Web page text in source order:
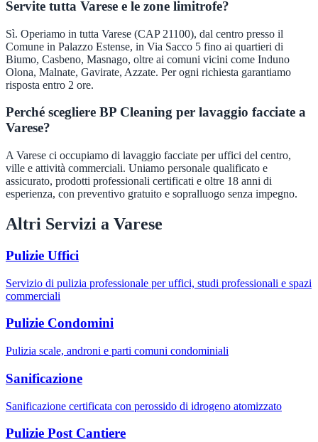
Servite tutta Varese e le zone limitrofe?
Sì. Operiamo in tutta Varese (CAP 21100), dal centro presso il
Comune in Palazzo Estense, in Via Sacco 5 fino ai quartieri di
Biumo, Casbeno, Masnago, oltre ai comuni vicini come Induno
Olona, Malnate, Gavirate, Azzate. Per ogni richiesta garantiamo
risposta entro 2 ore.
Perché scegliere BP Cleaning per lavaggio facciate a
Varese?
A Varese ci occupiamo di lavaggio facciate per uffici del centro,
ville e attività commerciali. Uniamo personale qualificato e
assicurato, prodotti professionali certificati e oltre 18 anni di
esperienza, con preventivo gratuito e sopralluogo senza impegno.
Altri Servizi a Varese
Pulizie Uffici
Servizio di pulizia professionale per uffici, studi professionali e spazi
commerciali
Pulizie Condomini
Pulizia scale, androni e parti comuni condominiali
Sanificazione
Sanificazione certificata con perossido di idrogeno atomizzato
Pulizie Post Cantiere